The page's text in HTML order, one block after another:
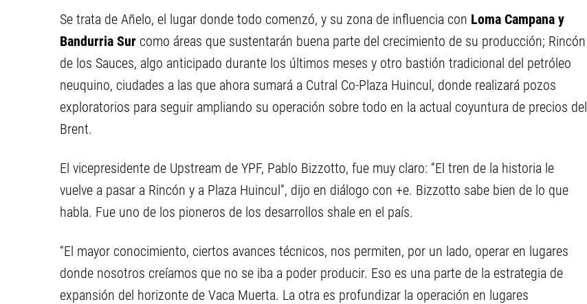
Se trata de Añelo, el lugar donde todo comenzó, y su zona de influencia con Loma Campana y
Bandurria Sur como áreas que sustentarán buena parte del crecimiento de su producción; Rincón
de los Sauces, algo anticipado durante los últimos meses y otro bastión tradicional del petróleo
neuquino, ciudades a las que ahora sumará a Cutral Co-Plaza Huincul, donde realizará pozos
exploratorios para seguir ampliando su operación sobre todo en la actual coyuntura de precios del
Brent.
El vicepresidente de Upstream de YPF, Pablo Bizzotto, fue muy claro: “El tren de la historia le
vuelve a pasar a Rincón y a Plaza Huincul”, dijo en diálogo con +e. Bizzotto sabe bien de lo que
habla. Fue uno de los pioneros de los desarrollos shale en el país.
“El mayor conocimiento, ciertos avances técnicos, nos permiten, por un lado, operar en lugares
donde nosotros creíamos que no se iba a poder producir. Eso es una parte de la estrategia de
expansión del horizonte de Vaca Muerta. La otra es profundizar la operación en lugares